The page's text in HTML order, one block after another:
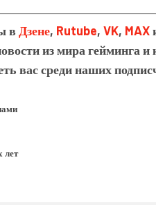
в Дзене, Rutube, VK, MAX
из мира гейминга и
вас среди наших
лет